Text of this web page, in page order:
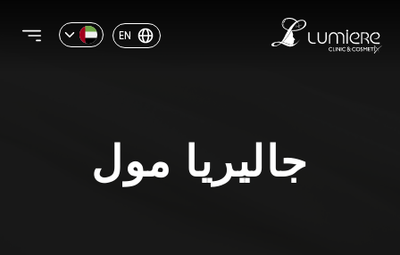
EN
جاليريا مول